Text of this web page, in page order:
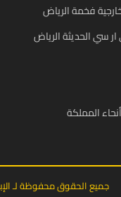
فخمة الرياض
سي الحديثة الرياض
المملكة
جميع الحقوق محفوظة لـ